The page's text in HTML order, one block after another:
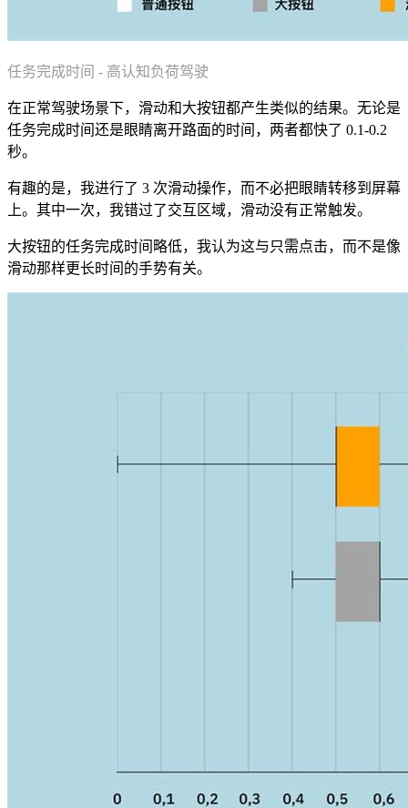
任务完成时间 - 高认知负荷驾驶
在正常驾驶场景下，滑动和大按钮都产生类似的结果。无论是
任务完成时间还是眼睛离开路面的时间，两者都快了 0.1-0.2
秒。
有趣的是，我进行了 3 次滑动操作，而不必把眼睛转移到屏幕
上。其中一次，我错过了交互区域，滑动没有正常触发。
大按钮的任务完成时间略低，我认为这与只需点击，而不是像
滑动那样更长时间的手势有关。